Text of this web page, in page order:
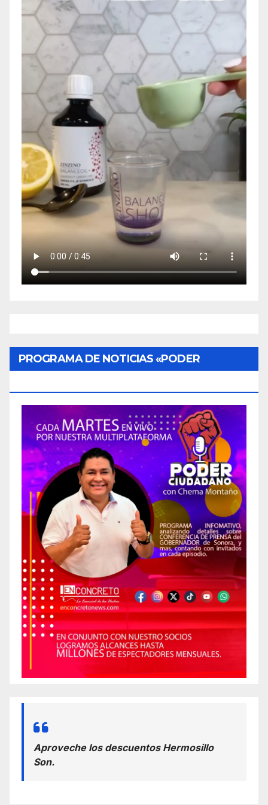
PROGRAMA DE NOTICIAS «PODER
Aproveche los descuentos Hermosillo
Son.